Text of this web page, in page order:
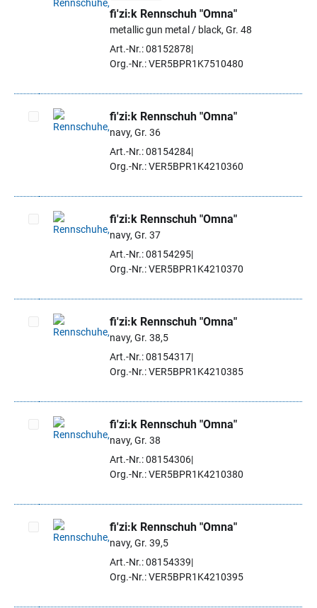
Artikel auswählen
fi'zi:k Rennschuh "Omna"
metallic gun metal / black, Gr. 48
Art.-Nr.: 08152878
Org.-Nr.: VER5BPR1K7510480
Artikel auswählen
fi'zi:k Rennschuh "Omna"
navy, Gr. 36
Art.-Nr.: 08154284
Org.-Nr.: VER5BPR1K4210360
Artikel auswählen
fi'zi:k Rennschuh "Omna"
navy, Gr. 37
Art.-Nr.: 08154295
Org.-Nr.: VER5BPR1K4210370
Artikel auswählen
fi'zi:k Rennschuh "Omna"
navy, Gr. 38,5
Art.-Nr.: 08154317
Org.-Nr.: VER5BPR1K4210385
Artikel auswählen
fi'zi:k Rennschuh "Omna"
navy, Gr. 38
Art.-Nr.: 08154306
Org.-Nr.: VER5BPR1K4210380
Artikel auswählen
fi'zi:k Rennschuh "Omna"
navy, Gr. 39,5
Art.-Nr.: 08154339
Org.-Nr.: VER5BPR1K4210395